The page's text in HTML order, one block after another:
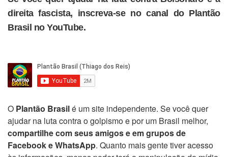
direita fascista, inscreva-se no canal do Plantão
Brasil no YouTube.
O Plantão Brasilé um site independente. Se você quer
ajudar na luta contra o golpismo e por um Brasil melhor,
compartilhe com seus amigos e em grupos de
Facebook e WhatsApp. Quanto mais gente tiver acesso